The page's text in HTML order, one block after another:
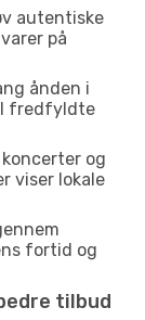
autentiske
på
ånden i
fredfyldte
koncerter og
viser lokale
fortid og
tilbud